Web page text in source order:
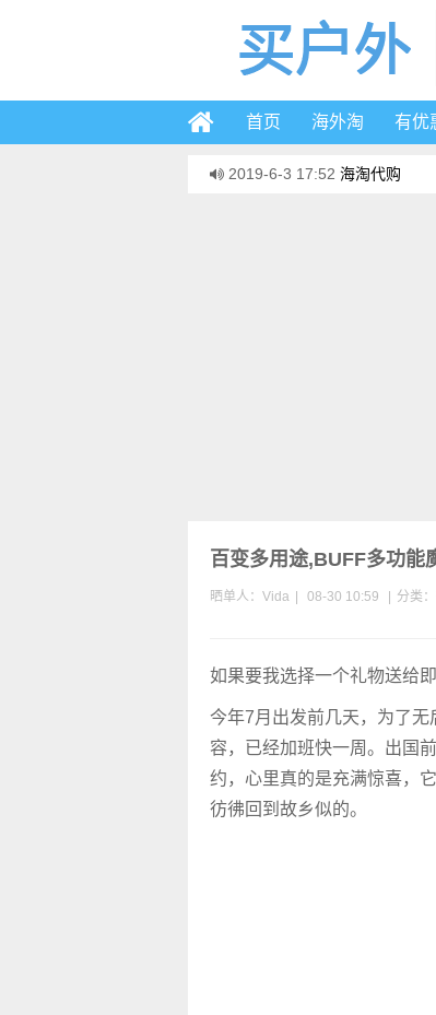
首页 海外淘 有优
2019-6-3 17:52 海淘代购
百变多用途,BUFF多功能
晒单人：Vida 08-30 10:59 分类：
如果要我选择一个礼物送给
今年7月出发前几天，为了
容，已经加班快一周。出国
约，心里真的是充满惊喜，
彷彿回到故乡似的。